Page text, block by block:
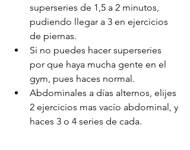
superseries de 1,5 a 2 minutos,
pudiendo llegar a 3 en ejercicios
de piernas.
Si no puedes hacer superseries
por que haya mucha gente en el
gym, pues haces normal.
Abdominales a días alternos, elijes
2 ejercicios mas vacío abdominal, y
haces 3 o 4 series de cada.